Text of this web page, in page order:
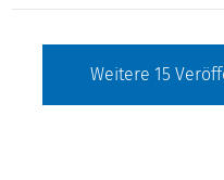
Weitere 15